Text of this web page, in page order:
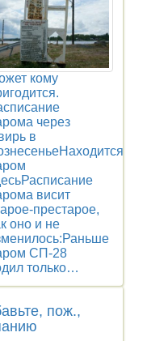
кому
через
в
висит
престарое,
оно и не
СП-28
только…
пож.,